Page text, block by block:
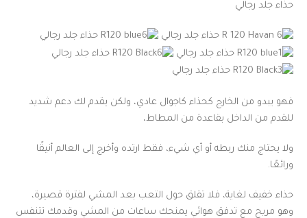
حذاء جلد رجالي
فهو يبدو من الخارج كحذاء كاجوال عادي، ولكن يقدم لك دعم شديد
للقدم من الداخل بقاعدة من المطاط،
ولا يحتاج منك ربطه أو أي شيء، فقط ارتده وأخرج إلى العالم أنيقًا
ورائعًا.
حذاء خفيف لغاية، فلا تقلق حول التعب بعد المشي لفترة قصيرة،
وهو مريح مع تدفق هوائي يمنحك ساعات من المشي وقدمك تتنفس